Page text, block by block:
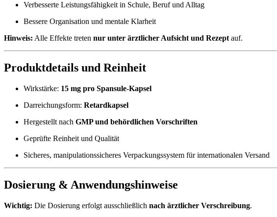
Verbesserte Leistungsfähigkeit in Schule, Beruf und Alltag
Bessere Organisation und mentale Klarheit
Hinweis: Alle Effekte treten nur unter ärztlicher Aufsicht und Rezept auf.
Produktdetails und Reinheit
Wirkstärke: 15 mg pro Spansule-Kapsel
Darreichungsform: Retardkapsel
Hergestellt nach GMP und behördlichen Vorschriften
Geprüfte Reinheit und Qualität
Sicheres, manipulationssicheres Verpackungssystem für internationalen Versand
Dosierung & Anwendungshinweise
Wichtig: Die Dosierung erfolgt ausschließlich nach ärztlicher Verschreibung.